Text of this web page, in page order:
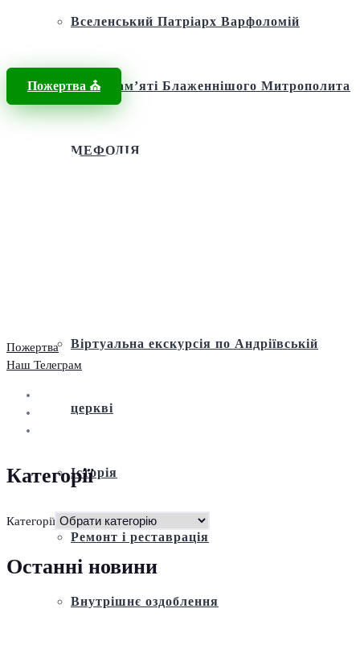
Вселенський Патріарх Варфоломій
Фонд пам’яті Блаженнішого Митрополита
МЕФОДІЯ
Віртуальна екскурсія по Андріївській
церкві
Історія
Ремонт і реставрація
Внутрішнє оздоблення
Пожертва ⛪️
Пожертва
Наш Телеграм
Категорії
Категорії
Останні новини